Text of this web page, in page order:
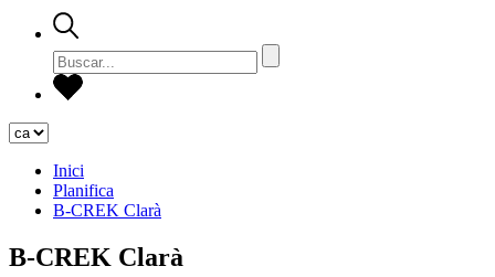
Inici
Planifica
B-CREK Clarà
B-CREK Clarà